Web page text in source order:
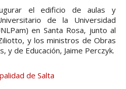
el edificio de aulas y
de la Universidad
en Santa Rosa, junto al
y los ministros de Obras
y de Educación, Jaime Perczyk.